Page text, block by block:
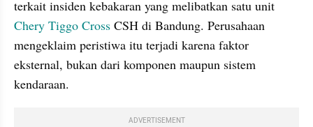
Chery Tiggo Cross CSH di Bandung. Perusahaan
mengeklaim peristiwa itu terjadi karena faktor
eksternal, bukan dari komponen maupun sistem
kendaraan.
ADVERTISEMENT